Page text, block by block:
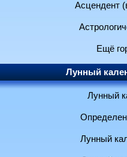
Асцендент
Ещё
Лунный
Лунный
Лунный